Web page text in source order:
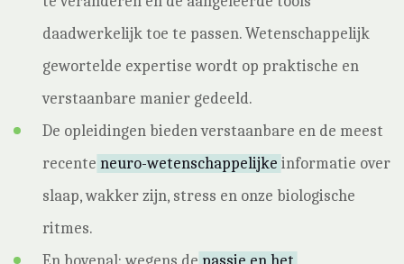
daadwerkelijk toe te passen. Wetenschappelijk
gewortelde expertise wordt op praktische en
verstaanbare manier gedeeld.
De opleidingen bieden verstaanbare en de meest
recente neuro-wetenschappelijke informatie over
slaap, wakker zijn, stress en onze biologische
ritmes.